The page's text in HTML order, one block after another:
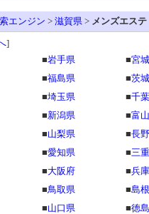
エンジン > 滋賀県 > メンズエステ
]
■岩手県 ■宮
■福島県 ■茨
■埼玉県 ■千
■新潟県 ■富
■山梨県 ■長
■愛知県 ■三
■大阪府 ■兵
■鳥取県 ■島
■山口県 ■徳